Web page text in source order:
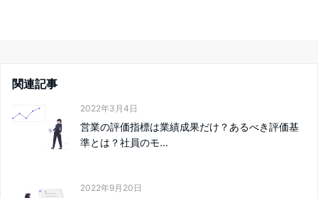
関連記事
2022年3月4日
営業の評価指標は業績成果だけ？あるべき評価基
準とは？社員のモ...
2022年9月20日